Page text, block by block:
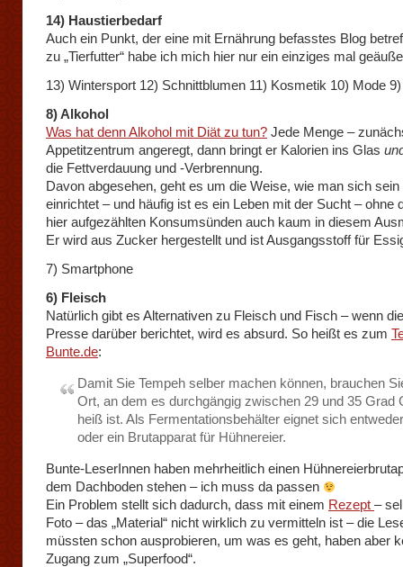
14) Haustierbedarf
Auch ein Punkt, der eine mit Ernährung befasstes Blog
zu „Tierfutter“ habe ich mich hier nur ein einziges mal
13) Wintersport 12) Schnittblumen 11) Kosmetik 10) Mode
8) Alkohol
Was hat denn Alkohol mit Diät zu tun? Jede Menge –
Appetitzentrum angeregt, dann bringt er Kalorien ins Glas
die Fettverdauung und -Verbrennung.
Davon abgesehen, geht es um die Weise, wie man sich sein
einrichtet – und häufig ist es ein Leben mit der Sucht – ohne
hier aufgezählten Konsumsünden auch kaum in diesem
Er wird aus Zucker hergestellt und ist Ausgangsstoff für
7) Smartphone
6) Fleisch
Natürlich gibt es Alternativen zu Fleisch und Fisch – wenn
Presse darüber berichtet, wird es absurd. So heißt es zum
Bunte.de:
Damit Sie Tempeh selber machen können, brauchen
Ort, an dem es durchgängig zwischen 29 und 35 Grad
heiß ist. Als Fermentationsbehälter eignet sich
oder ein Brutapparat für Hühnereier.
Bunte-LeserInnen haben mehrheitlich einen
dem Dachboden stehen – ich muss da passen
Ein Problem stellt sich dadurch, dass mit einem Rezept –
Foto – das „Material“ nicht wirklich zu vermitteln ist – die
müssten schon ausprobieren, um was es geht, haben aber
Zugang zum „Superfood“.